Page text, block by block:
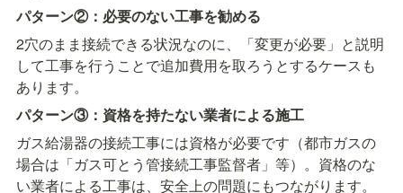
パターン②：必要のない工事を勧める
2穴のまま接続できる状況なのに、「変更が必要」と説明
して工事を行うことで追加費用を取ろうとするケースも
あります。
パターン③：資格を持たない業者による施工
ガス給湯器の接続工事には資格が必要です（都市ガスの
場合は「ガス可とう管接続工事監督者」等）。資格のな
い業者による工事は、安全上の問題にもつながります。